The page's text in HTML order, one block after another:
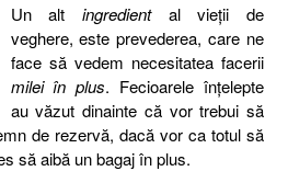
Un alt ingrediental vieţii de
veghere, este prevederea, care ne
face să vedem necesitatea facerii
milei în plus. Fecioarele înţelepte
au văzut dinainte că vor trebui să
de rezervă, dacă vor ca totul să
să aibă un bagaj în plus.